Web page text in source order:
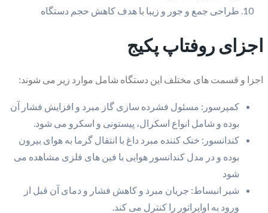
طراحی جمع و جور و زیبا با هدف کاهش حجم دستگاه
اجزای روفتاپ پکیج
اجزا و قسمت های مختلف این دستگاه شامل موارد زیر می شوند:
کمپرسور: مسئول فشرده سازی گاز مبرد و افزایش فشار آن
بوده و شامل انواع اسکرال، پیستونی و اسکرو می شود.
کندانسور: خنک کننده مبرد داغ با انتقال گرما به هوای بیرون
بوده و در مدل کندانسور هوایی با فین های فلزی مشاهده می
شود
شیر انبساط: جریان مبرد و کاهش فشار و دمای آن قبل از
ورود به اواپراتور را کنترل می کند.